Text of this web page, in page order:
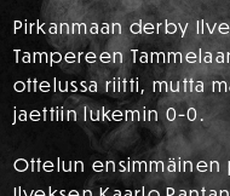
Pirkanmaan derby
Tampereen
ottelussa riitti, mutta
jaettiin lukemin 0-0.
Ottelun